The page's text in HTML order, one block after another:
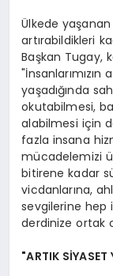
Ülkede
artırabildikleri
Başkan Tugay,
"İnsanlarımızın
yaşadığında
okutabilmesi,
alabilmesi için
fazla insana
mücadelemizi
bitirene kadar
vicdanlarına,
sevgilerine hep
derdinize ortak
"ARTIK